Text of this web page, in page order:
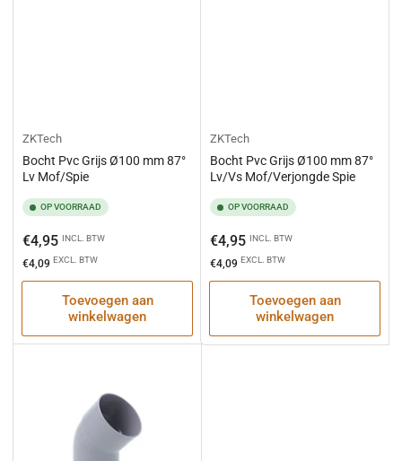
ZKTech
Bocht Pvc Grijs Ø100 mm 87°
Lv Mof/Spie
OP VOORRAAD
Normale
prijs
€4,95 INCL. BTW
€4,09 EXCL. BTW
Toevoegen aan
winkelwagen
ZKTech
Bocht Pvc Grijs Ø100 mm 87°
Lv/Vs Mof/Verjongde Spie
OP VOORRAAD
Normale
prijs
€4,95 INCL. BTW
€4,09 EXCL. BTW
Toevoegen aan
winkelwagen